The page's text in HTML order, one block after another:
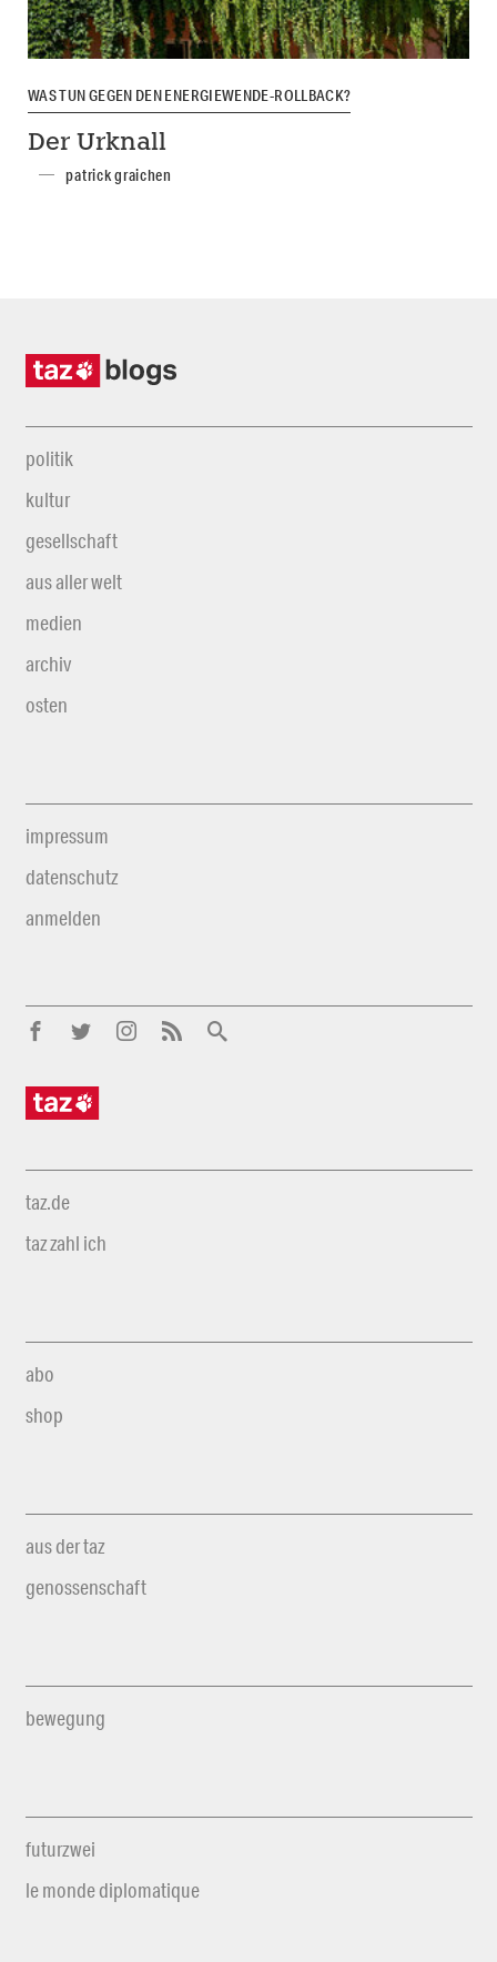
WAS TUN GEGEN DEN ENERGIEWENDE-ROLLBACK?
Der Urknall
patrick graichen
politik
kultur
gesellschaft
aus aller welt
medien
archiv
osten
impressum
datenschutz
anmelden
taz.de
taz zahl ich
abo
shop
aus der taz
genossenschaft
bewegung
futurzwei
le monde diplomatique